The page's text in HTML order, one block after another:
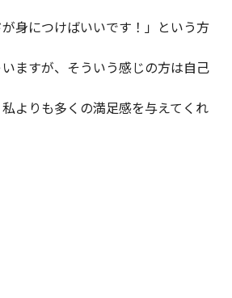
が身につけばいいです！」という方
ますが、そういう感じの方は自己
よりも多くの満足感を与えてくれ